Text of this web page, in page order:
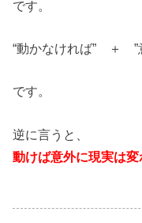
です。
“動かなければ” ＋ ”
です。
逆に言うと、
動けば意外に現実は変